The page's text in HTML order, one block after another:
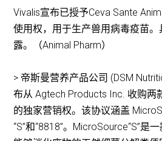
Vivalis宣布已授予Ceva Sante
使用权，用于生产兽用病毒疫苗
露。（Animal Pharm）
> 帝斯曼营养产品公司 (DSM
布从 Agtech Products Inc. 收购两
的独家营销权。该协议涵盖
“S”和“8818”。MicroSource“S”是